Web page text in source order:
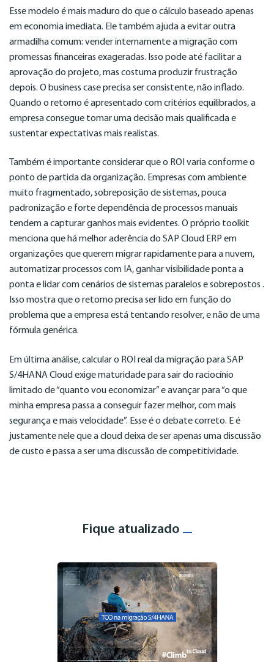
Esse modelo é mais maduro do que o cálculo baseado apenas
em economia imediata. Ele também ajuda a evitar outra
armadilha comum: vender internamente a migração com
promessas financeiras exageradas. Isso pode até facilitar a
aprovação do projeto, mas costuma produzir frustração
depois. O business case precisa ser consistente, não inflado.
Quando o retorno é apresentado com critérios equilibrados, a
empresa consegue tomar uma decisão mais qualificada e
sustentar expectativas mais realistas.
Também é importante considerar que o ROI varia conforme o
ponto de partida da organização. Empresas com ambiente
muito fragmentado, sobreposição de sistemas, pouca
padronização e forte dependência de processos manuais
tendem a capturar ganhos mais evidentes. O próprio toolkit
menciona que há melhor aderência do SAP Cloud ERP em
organizações que querem migrar rapidamente para a nuvem,
automatizar processos com IA, ganhar visibilidade ponta a
ponta e lidar com cenários de sistemas paralelos e sobrepostos .
Isso mostra que o retorno precisa ser lido em função do
problema que a empresa está tentando resolver, e não de uma
fórmula genérica.
Em última análise, calcular o ROI real da migração para SAP
S/4HANA Cloud exige maturidade para sair do raciocínio
limitado de “quanto vou economizar” e avançar para “o que
minha empresa passa a conseguir fazer melhor, com mais
segurança e mais velocidade”. Esse é o debate correto. E é
justamente nele que a cloud deixa de ser apenas uma discussão
de custo e passa a ser uma discussão de competitividade.
Fique atualizado